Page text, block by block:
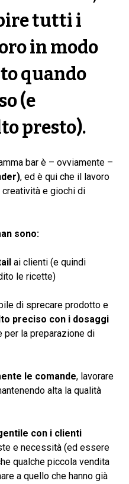
tutti i
in modo
quando
(e
presto).
bar è – ovviamente –
, ed è qui che il lavoro
e giochi di
sono:
ai clienti (e quindi
le ricette)
di sprecare prodotto e
preciso con i dosaggi
per la preparazione di
le comande, lavorare
alta la qualità
con i clienti
e necessità (ed essere
qualche piccola vendita
a quello che hanno già